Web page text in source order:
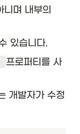
며 내부의
있습니다.
프로퍼티를 사
개발자가 수정